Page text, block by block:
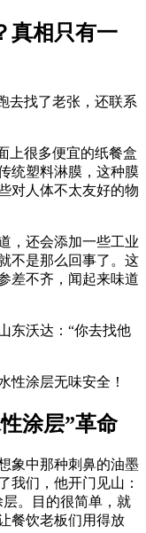
真相只有一
去找了老张，还联系
上很多便宜的纸餐盒
统塑料淋膜，这种膜
对人体不太友好的物
，还会添加一些工业
不是那么回事了。这
差不齐，闻起来味道
东沃达：“你去找他
涂层”革命
象中那种刺鼻的油墨
我们，他开门见山：
。目的很简单，就
餐饮老板们用得放